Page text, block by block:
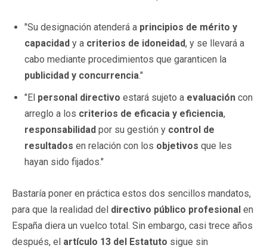
"Su designación atenderá a principios de mérito y
capacidad y a criterios de idoneidad, y se llevará a
cabo mediante procedimientos que garanticen la
publicidad y concurrencia."
"El personal directivo estará sujeto a evaluación con
arreglo a los criterios de eficacia y eficiencia,
responsabilidad por su gestión y control de
resultados en relación con los objetivos que les
hayan sido fijados."
Bastaría poner en práctica estos dos sencillos mandatos,
para que la realidad del directivo público profesional en
España diera un vuelco total. Sin embargo, casi trece años
después, el artículo 13 del Estatuto sigue sin